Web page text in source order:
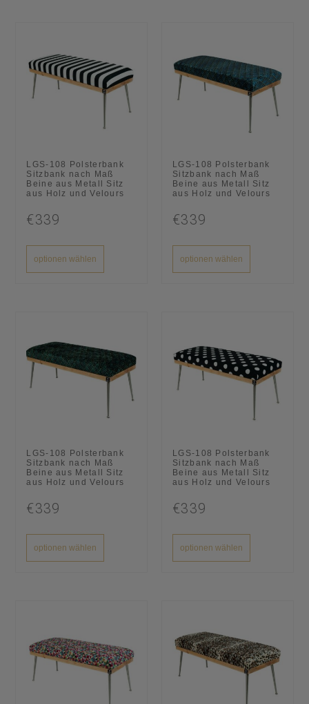
LGS-108 Polsterbank
Sitzbank nach Maß
Beine aus Metall Sitz
aus Holz und Velours
€339
optionen wählen
LGS-108 Polsterbank
Sitzbank nach Maß
Beine aus Metall Sitz
aus Holz und Velours
€339
optionen wählen
LGS-108 Polsterbank
Sitzbank nach Maß
Beine aus Metall Sitz
aus Holz und Velours
€339
optionen wählen
LGS-108 Polsterbank
Sitzbank nach Maß
Beine aus Metall Sitz
aus Holz und Velours
€339
optionen wählen